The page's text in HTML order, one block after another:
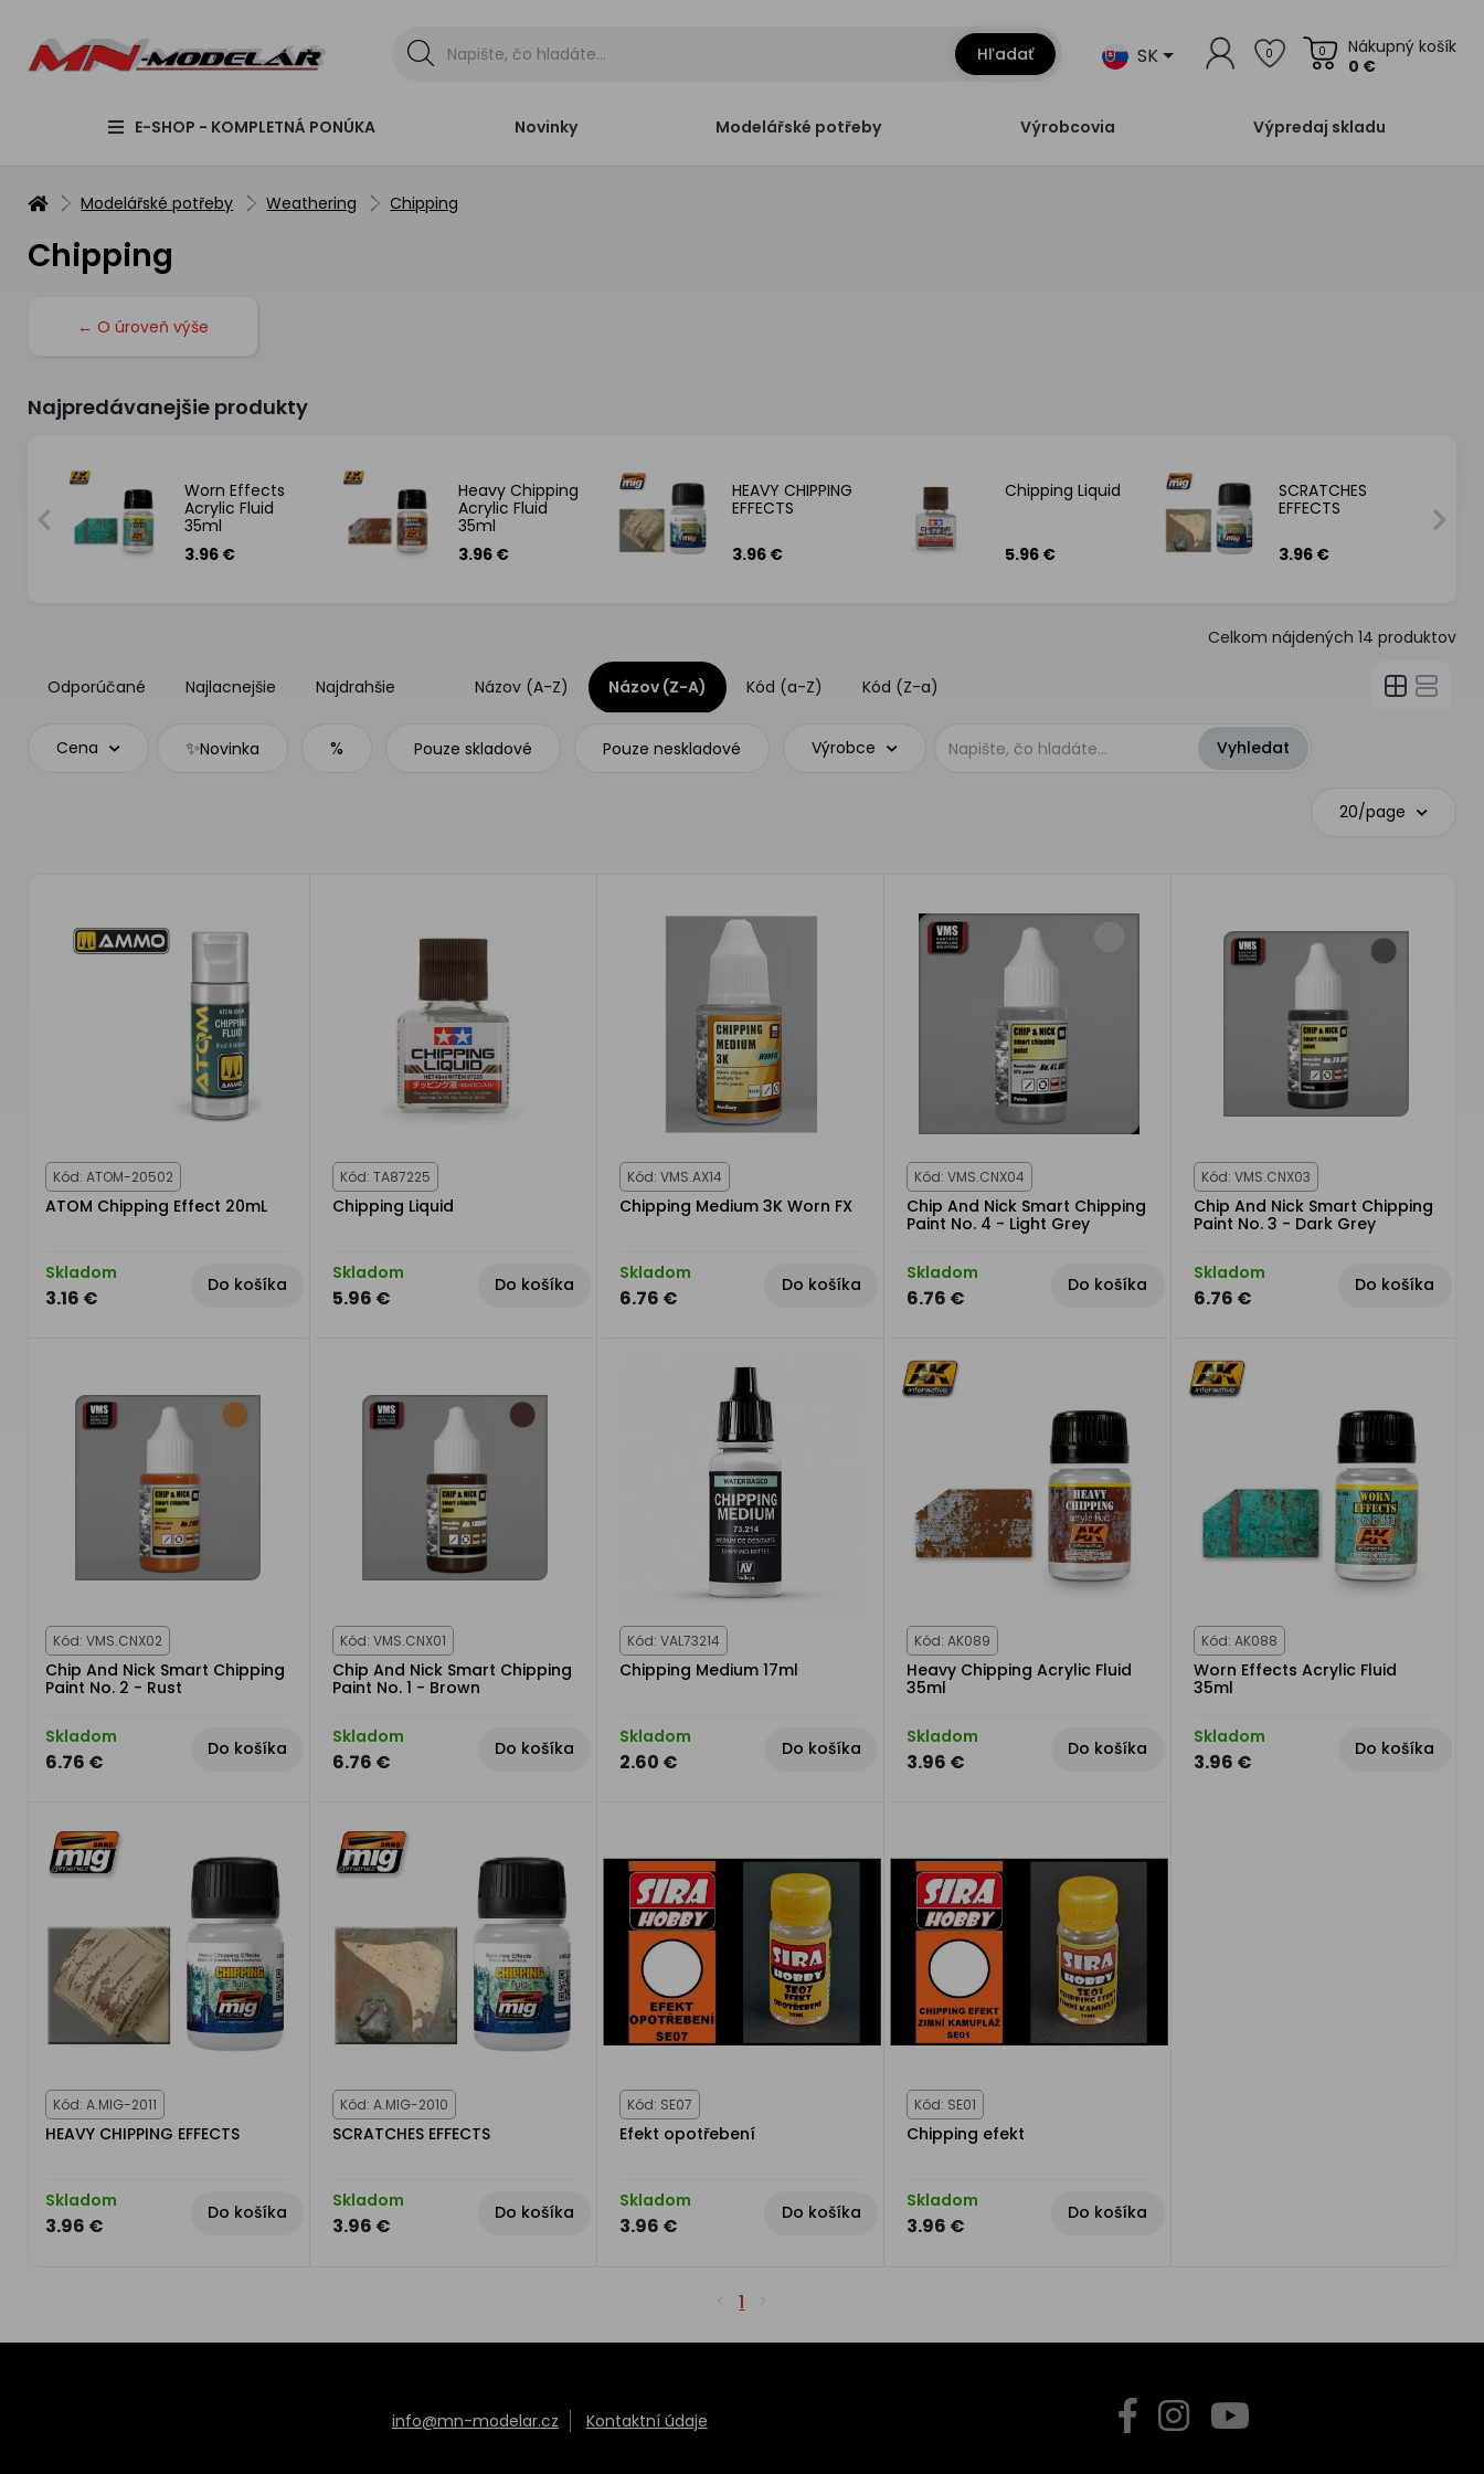
Hľadať SK 0
Nákupný košík
0 €
0
E-SHOP - KOMPLETNÁ PONÚKA Novinky Modelářské potřeby Výrobcovia Výpredaj skladu
Modelářské potřeby Weathering Chipping
Chipping
← O úroveň výše
Najpredávanejšie produkty
Worn Effects
Acrylic Fluid
35ml
3.96 €
Heavy Chipping
Acrylic Fluid
35ml
3.96 €
HEAVY CHIPPING
EFFECTS
3.96 €
Chipping Liquid
5.96 €
SCRATCHES
EFFECTS
3.96 €
Celkom nájdených 14 produktov
Odporúčané Najlacnejšie Najdrahšie Názov (A-Z) Názov (Z-A) Kód (a-Z) Kód (Z-a)
Cena ✨Novinka % Pouze skladové Pouze neskladové Výrobce
20/page
Kód: ATOM-20502
ATOM Chipping Effect 20mL
Skladom
3.16 €
Do košíka
Kód: TA87225
Chipping Liquid
Skladom
5.96 €
Do košíka
Kód: VMS.AX14
Chipping Medium 3K Worn FX
Skladom
6.76 €
Do košíka
Kód: VMS.CNX04
Chip And Nick Smart Chipping
Paint No. 4 - Light Grey
Skladom
6.76 €
Do košíka
Kód: VMS.CNX03
Chip And Nick Smart Chipping
Paint No. 3 - Dark Grey
Skladom
6.76 €
Do košíka
Kód: VMS.CNX02
Chip And Nick Smart Chipping
Paint No. 2 - Rust
Skladom
6.76 €
Do košíka
Kód: VMS.CNX01
Chip And Nick Smart Chipping
Paint No. 1 - Brown
Skladom
6.76 €
Do košíka
Kód: VAL73214
Chipping Medium 17ml
Skladom
2.60 €
Do košíka
Kód: AK089
Heavy Chipping Acrylic Fluid
35ml
Skladom
3.96 €
Do košíka
Kód: AK088
Worn Effects Acrylic Fluid
35ml
Skladom
3.96 €
Do košíka
Kód: A.MIG-2011
HEAVY CHIPPING EFFECTS
Skladom
3.96 €
Do košíka
Kód: A.MIG-2010
SCRATCHES EFFECTS
Skladom
3.96 €
Do košíka
Kód: SE07
Efekt opotřebení
Skladom
3.96 €
Do košíka
Kód: SE01
Chipping efekt
Skladom
3.96 €
Do košíka
1
info@mn-modelar.cz Kontaktní údaje